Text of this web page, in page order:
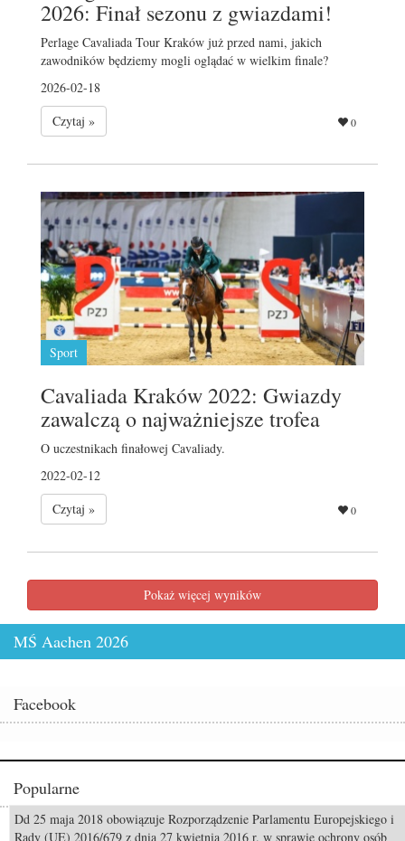
2026: Finał sezonu z gwiazdami!
Perlage Cavaliada Tour Kraków już przed nami, jakich
zawodników będziemy mogli oglądać w wielkim finale?
2026-02-18
Czytaj »
0
Sport
Cavaliada Kraków 2022: Gwiazdy
zawalczą o najważniejsze trofea
O uczestnikach finałowej Cavaliady.
2022-02-12
Czytaj »
0
Pokaż więcej wyników
MŚ Aachen 2026
Facebook
Popularne
Odszedł Monty Roberts – człowiek, który nauczył świat słuchać koni
Dd 25 maja 2018 obowiązuje Rozporządzenie Parlamentu Europejskiego i
Rady (UE) 2016/679 z dnia 27 kwietnia 2016 r. w sprawie ochrony osób